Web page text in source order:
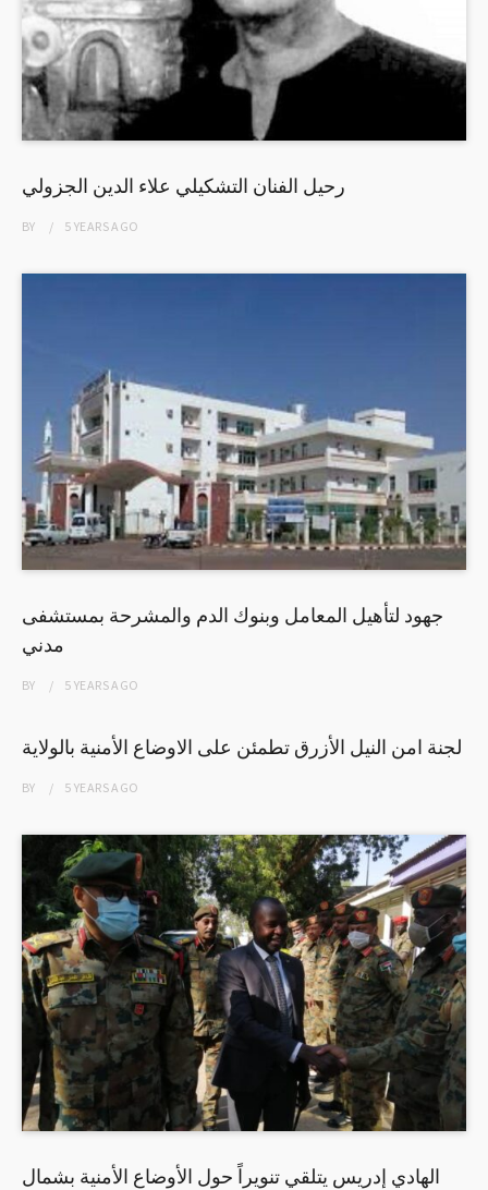
رحيل الفنان التشكيلي علاء الدين الجزولي
BY 5 YEARSAGO
جهود لتأهيل المعامل وبنوك الدم والمشرحة بمستشفى
مدني
BY 5 YEARSAGO
لجنة امن النيل الأزرق تطمئن على الاوضاع الأمنية بالولاية
BY 5 YEARSAGO
الهادي إدريس يتلقي تنويراً حول الأوضاع الأمنية بشمال